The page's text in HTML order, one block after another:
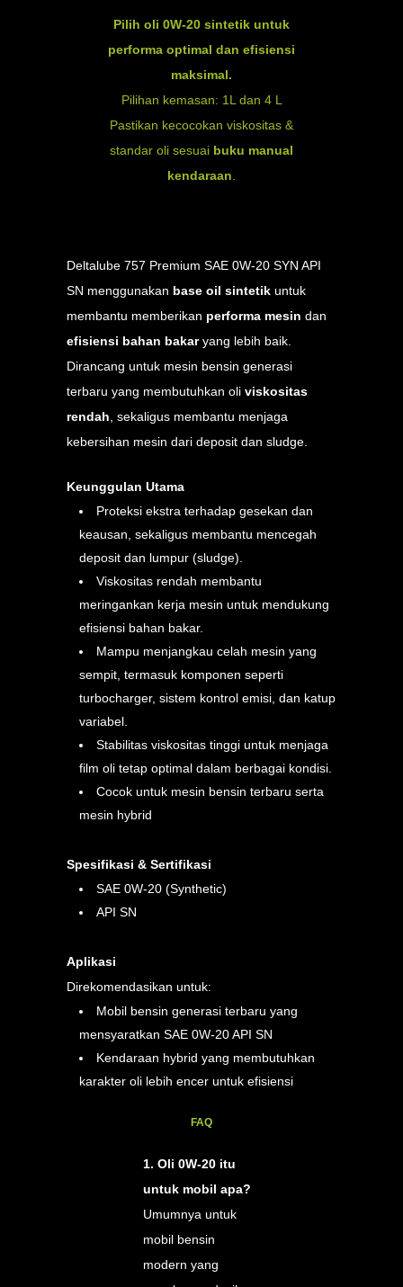
Pilih oli 0W-20 sintetik untuk
performa optimal dan efisiensi
maksimal.
Pilihan kemasan: 1L dan 4 L
Pastikan kecocokan viskositas &
standar oli sesuai buku manual
kendaraan.
Deltalube 757 Premium SAE 0W-20 SYN API
SN menggunakan base oil sintetik untuk
membantu memberikan performa mesin dan
efisiensi bahan bakaryang lebih baik.
Dirancang untuk mesin bensin generasi
terbaru yang membutuhkan oli viskositas
rendah, sekaligus membantu menjaga
kebersihan mesin dari deposit dan sludge.
Keunggulan Utama
Proteksi ekstra terhadap gesekan dan
keausan, sekaligus membantu mencegah
deposit dan lumpur (sludge).
Viskositas rendah membantu
meringankan kerja mesin untuk mendukung
efisiensi bahan bakar.
Mampu menjangkau celah mesin yang
sempit, termasuk komponen seperti
turbocharger, sistem kontrol emisi, dan katup
variabel.
Stabilitas viskositas tinggi untuk menjaga
film oli tetap optimal dalam berbagai kondisi.
Cocok untuk mesin bensin terbaru serta
mesin hybrid
Spesifikasi & Sertifikasi
SAE 0W-20 (Synthetic)
API SN
Aplikasi
Direkomendasikan untuk:
Mobil bensin generasi terbaru yang
mensyaratkan SAE 0W-20 API SN
Kendaraan hybrid yang membutuhkan
karakter oli lebih encer untuk efisiensi
FAQ
1. Oli 0W-20 itu
untuk mobil apa?
Umumnya untuk
mobil bensin
modern yang